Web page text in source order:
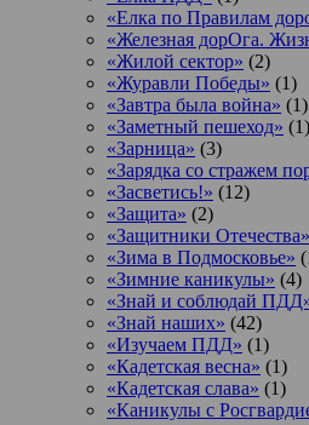
«Елка по Правилам
«Железная дорОга.
«Жилой сектор» (2)
«Журавли Победы» (1)
«Завтра была война» (1)
«Заметный пешеход» (1)
«Зарница» (3)
«Зарядка со стражем
«Засветись!» (12)
«Защита» (2)
«Защитники Отечества»
«Зима в Подмосковье»
«Зимние каникулы» (4)
«Знай и соблюдай
«Знай наших» (42)
«Изучаем ПДД» (1)
«Кадетская весна» (1)
«Кадетская слава» (1)
«Каникулы с